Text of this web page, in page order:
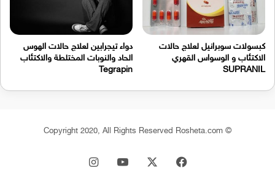
كبسولات سوبرانيل لعلاج حالات
الاكتئاب و الوسواس القهري
SUPRANIL
دواء تيجرابين لعلاج حالات الهوس
الحاد والنوبات المختلطة والاكتئاب
Tegrapin
© Copyright 2020, All Rights Reserved Rosheta.com
فيسبوك ‫YouTubeانستقرام